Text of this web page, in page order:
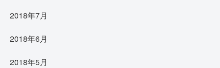
2018年7月
2018年6月
2018年5月